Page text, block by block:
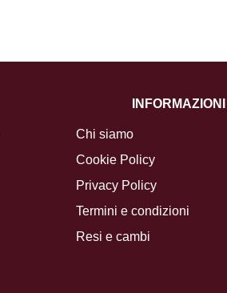
INFORMAZIONI
Chi siamo
Cookie Policy
Privacy Policy
Termini e condizioni
Resi e cambi